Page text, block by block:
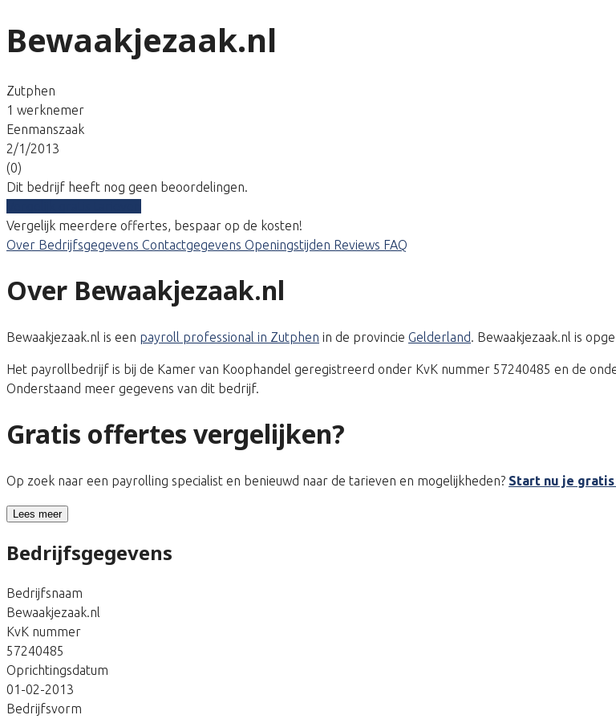
Bewaakjezaak.nl
Zutphen
1 werknemer
Eenmanszaak
2/1/2013
(0)
Dit bedrijf heeft nog geen beoordelingen.
Vergelijk meerdere offertes, bespaar op de kosten!
Over Bedrijfsgegevens Contactgegevens Openingstijden Reviews FAQ
Over Bewaakjezaak.nl
Bewaakjezaak.nl is een payroll professional in Zutphen in de provincie Gelderland. Bewaakjezaak.nl is
Het payrollbedrijf is bij de Kamer van Koophandel geregistreerd onder KvK nummer 57240485 en de
Onderstaand meer gegevens van dit bedrijf.
Gratis offertes vergelijken?
Op zoek naar een payrolling specialist en benieuwd naar de tarieven en mogelijkheden? Start nu je
Lees meer
Bedrijfsgegevens
Bedrijfsnaam
Bewaakjezaak.nl
KvK nummer
57240485
Oprichtingsdatum
01-02-2013
Bedrijfsvorm